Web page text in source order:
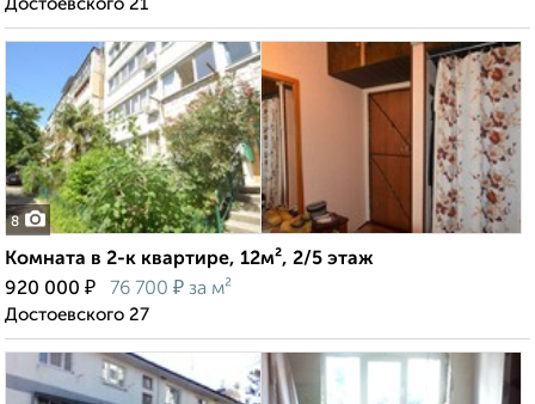
Достоевского 21
8
Комната в 2-к квартире, 12м², 2/5 этаж
920 000 ₽ 76 700 ₽ за м²
Достоевского 27